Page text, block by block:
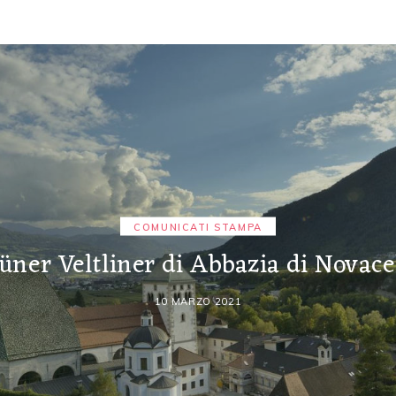
COMUNICATI STAMPA
Veltliner di Abbazia di
10 MARZO 2021